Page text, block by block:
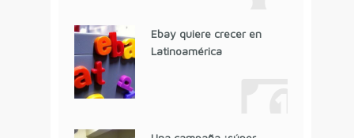
Ebay quiere crecer en
Latinoamérica